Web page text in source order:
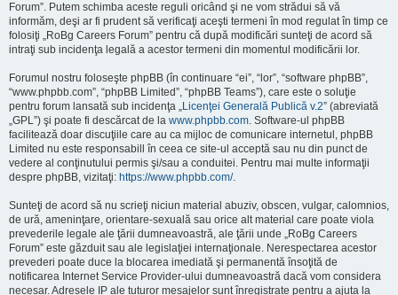
Forum”. Putem schimba aceste reguli oricând şi ne vom strădui să vă
informăm, deşi ar fi prudent să verificaţi aceşti termeni în mod regulat în timp ce
folosiţi „RoBg Careers Forum” pentru că după modificări sunteţi de acord să
intraţi sub incidenţa legală a acestor termeni din momentul modificării lor.
Forumul nostru foloseşte phpBB (în continuare “ei”, “lor”, “software phpBB”,
“www.phpbb.com”, “phpBB Limited”, “phpBB Teams”), care este o soluţie
pentru forum lansată sub incidenţa „Licenţei Generală Publică v.2” (abreviată
„GPL”) şi poate fi descărcat de la www.phpbb.com. Software-ul phpBB
facilitează doar discuţiile care au ca mijloc de comunicare internetul, phpBB
Limited nu este responsabill în ceea ce site-ul acceptă sau nu din punct de
vedere al conţinutului permis şi/sau a conduitei. Pentru mai multe informaţii
despre phpBB, vizitaţi: https://www.phpbb.com/.
Sunteţi de acord să nu scrieţi niciun material abuziv, obscen, vulgar, calomnios,
de ură, ameninţare, orientare-sexuală sau orice alt material care poate viola
prevederile legale ale ţării dumneavoastră, ale ţării unde „RoBg Careers
Forum” este găzduit sau ale legislaţiei internaţionale. Nerespectarea acestor
prevederi poate duce la blocarea imediată şi permanentă însoţită de
notificarea Internet Service Provider-ului dumneavoastră dacă vom considera
necesar. Adresele IP ale tuturor mesajelor sunt înregistrate pentru a ajuta la